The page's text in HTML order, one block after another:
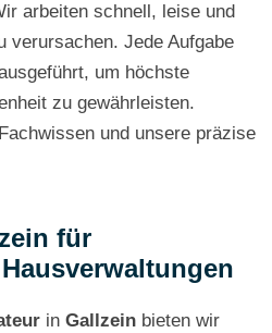
arbeiten schnell, leise und
verursachen. Jede Aufgabe
um höchste
zu gewährleisten.
und unsere präzise
für
in Gallzein bieten wir